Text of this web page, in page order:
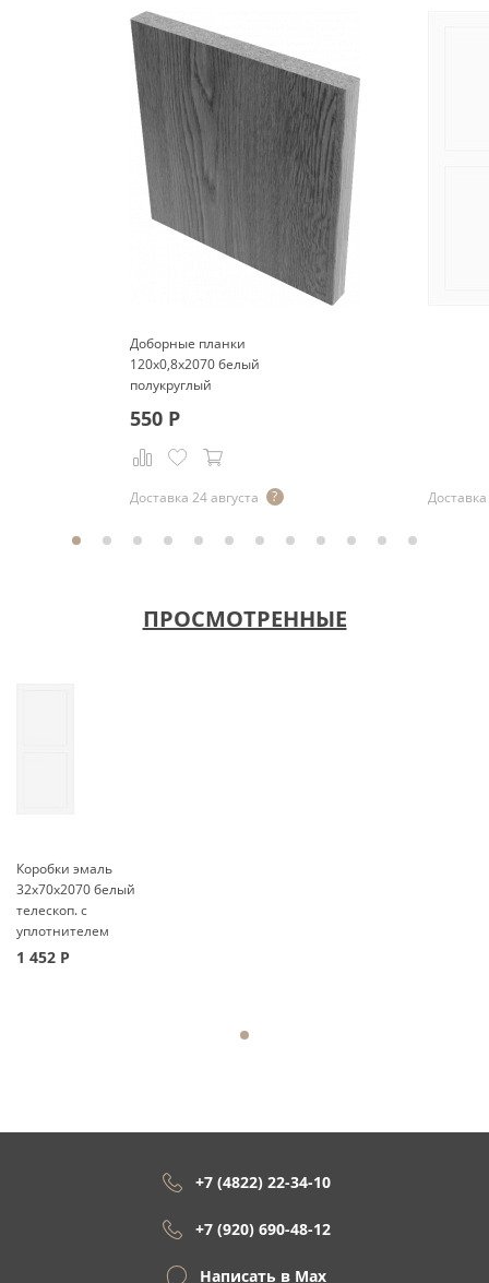
Доборные планки
120x0,8x2070 белый
полукруглый
550Р
Доставка 24 августа Доставка
ПРОСМОТРЕННЫЕ
Коробки эмаль
32x70x2070 белый
телескоп. с
уплотнителем
1 452 Р
+7 (4822) 22-34-10
+7 (920) 690-48-12
Написать в Max